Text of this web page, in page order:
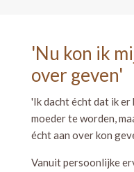
'Nu kon ik
over geven'
'Ik dacht écht dat ik er
moeder te worden,
écht aan over kon
Vanuit persoonlijke